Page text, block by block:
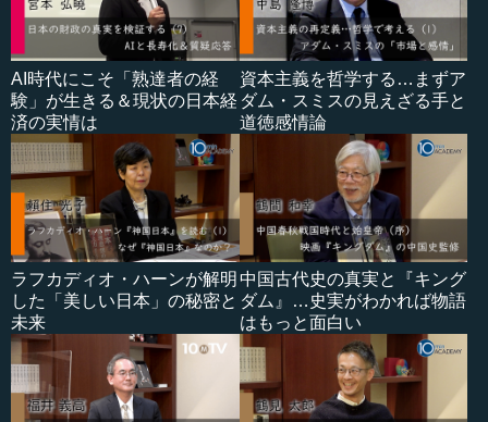
AI時代にこそ「熟達者の経
験」が生きる＆現状の日本経
済の実情は
資本主義を哲学する…まずア
ダム・スミスの見えざる手と
道徳感情論
ラフカディオ・ハーンが解明
した「美しい日本」の秘密と
未来
中国古代史の真実と『キング
ダム』…史実がわかれば物語
はもっと面白い